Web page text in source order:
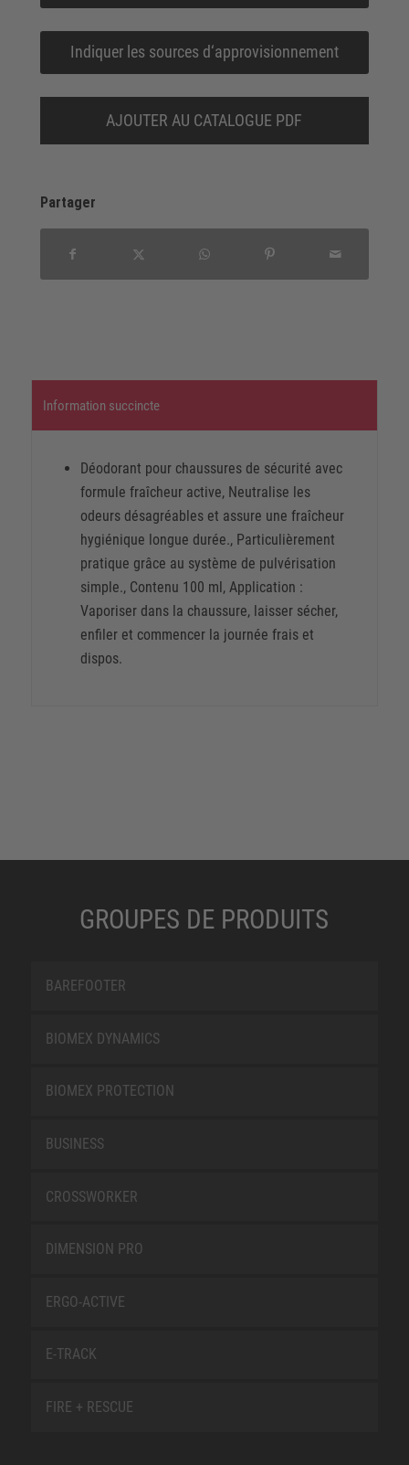
Indiquer les sources d‘approvisionnement
AJOUTER AU CATALOGUE PDF
Partager
Information succincte
Déodorant pour chaussures de sécurité avec
formule fraîcheur active, Neutralise les
odeurs désagréables et assure une fraîcheur
hygiénique longue durée., Particulièrement
pratique grâce au système de pulvérisation
simple., Contenu 100 ml, Application :
Vaporiser dans la chaussure, laisser sécher,
enfiler et commencer la journée frais et
dispos.
GROUPES DE PRODUITS
BAREFOOTER
BIOMEX DYNAMICS
BIOMEX PROTECTION
BUSINESS
CROSSWORKER
DIMENSION PRO
ERGO-ACTIVE
E-TRACK
FIRE + RESCUE